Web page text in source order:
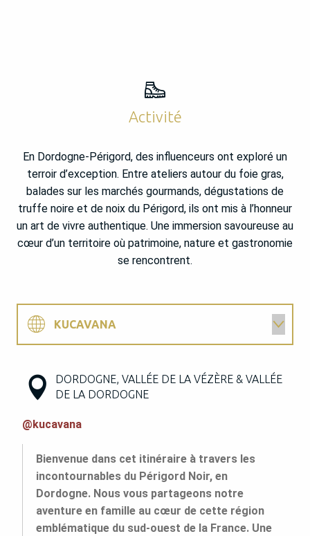
Activité
En Dordogne-Périgord, des influenceurs ont exploré un
terroir d’exception. Entre ateliers autour du foie gras,
balades sur les marchés gourmands, dégustations de
truffe noire et de noix du Périgord, ils ont mis à l’honneur
un art de vivre authentique. Une immersion savoureuse au
cœur d’un territoire où patrimoine, nature et gastronomie
se rencontrent.
KUCAVANA
DORDOGNE, VALLÉE DE LA VÉZÈRE & VALLÉE
DE LA DORDOGNE
@kucavana
Bienvenue dans cet itinéraire à travers les
incontournables du Périgord Noir, en
Dordogne. Nous vous partageons notre
aventure en famille au cœur de cette région
emblématique du sud-ouest de la France. Une